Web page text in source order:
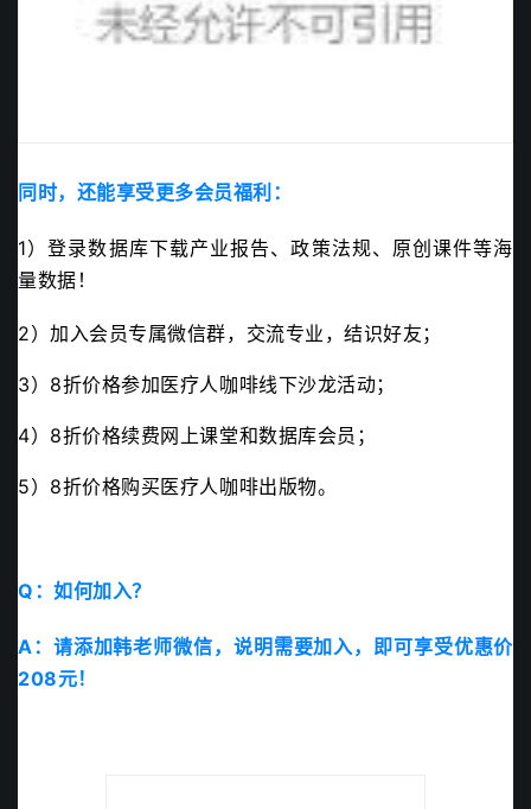
同时，还能享受更多会员福利：
1）登录数据库下载产业报告、政策法规、原创课件等海
量数据！
2）加入会员专属微信群，交流专业，结识好友；
3）8折价格参加医疗人咖啡线下沙龙活动；
4）8折价格续费网上课堂和数据库会员；
5）8折价格购买医疗人咖啡出版物。
Q：如何加入？
A：请添加韩老师微信，说明需要加入，即可享受优惠价
208元！